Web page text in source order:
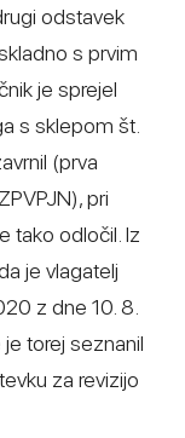
odstavek
s prvim
je sprejel
s sklepom št.
(prva
pri
tako odločil. Iz
je vlagatelj
z dne 10. 8.
torej seznanil
za revizijo